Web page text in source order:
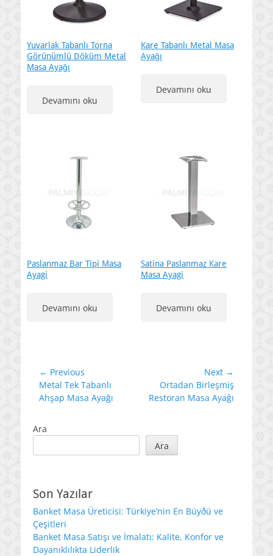
Yuvarlak Tabanlı Torna
Görünümlü Döküm Metal
Masa Ayağı
Devamını oku
Kare Tabanlı Metal Masa
Ayağı
Devamını oku
Paslanmaz Bar Tipi Masa
Ayagi
Devamını oku
Satina Paslanmaz Kare
Masa Ayagi
Devamını oku
Yazı
gezinmesi
← Previous
Previous
post:
Metal Tek Tabanlı
Ahşap Masa Ayağı
Next →
post:
Ortadan Birleşmiş
Restoran Masa Ayağı
Ara
Ara
Son Yazılar
Banket Masa Üreticisi: Türkiye’nin En Büyðü ve
Çeşitleri
Banket Masa Satışı ve İmalatı: Kalite, Konfor ve
Dayanıklılıkta Liderlik